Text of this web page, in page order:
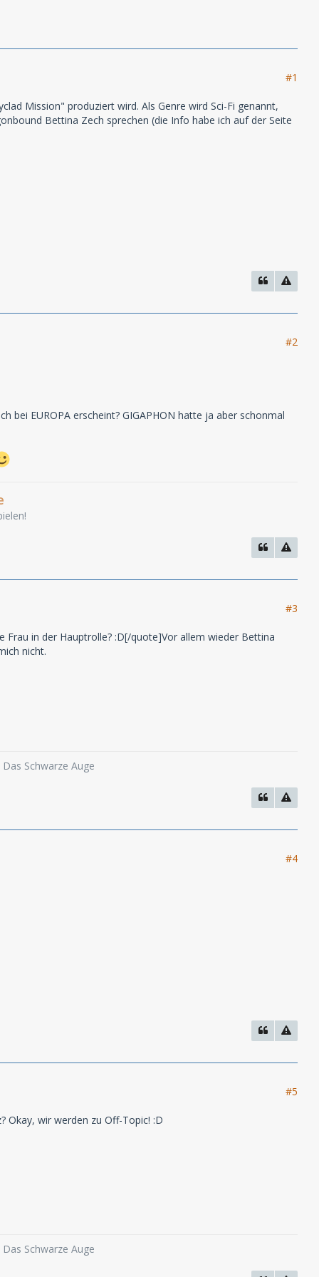
#1
Mission" produziert wird. Als Genre wird Sci-Fi genannt,
Bettina Zech sprechen (die Info habe ich auf der Seite
#2
bei EUROPA erscheint? GIGAPHON hatte ja aber schonmal
#3
in der Hauptrolle? :D[/quote]Vor allem wieder Bettina
nicht.
Schwarze Auge
#4
#5
Okay, wir werden zu Off-Topic! :D
Schwarze Auge